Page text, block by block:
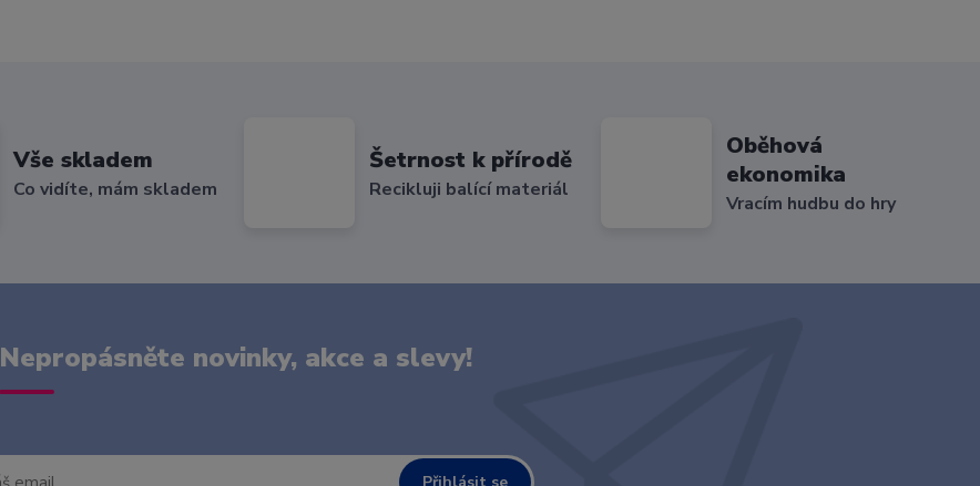
Vše skladem
Co vidíte, mám skladem
Šetrnost k přírodě
Recikluji balící materiál
Oběhová
ekonomika
Vracím hudbu do hry
Nepropásněte novinky, akce a slevy!
Přihlásit se